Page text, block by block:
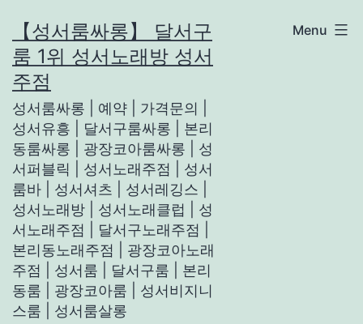
to
content
【성서룸싸롱】 달서구
룸 1위 성서노래방 성서
주점
성서룸싸롱 | 예약 | 가격문의 |
성서유흥 | 달서구룸싸롱 | 본리
동룸싸롱 | 광장코아룸싸롱 | 성
서퍼블릭 | 성서노래주점 | 성서
룸바 | 성서셔츠 | 성서레깅스 |
성서노래방 | 성서노래클럽 | 성
서노래주점 | 달서구노래주점 |
본리동노래주점 | 광장코아노래
주점 | 성서룸 | 달서구룸 | 본리
동룸 | 광장코아룸 | 성서비지니
스룸 | 성서룸살롱
Menu